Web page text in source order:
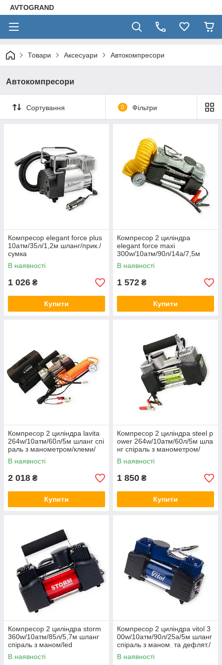
AVTOGRAND
Товари Аксесуари Автокомпресори
Автокомпресори
Сортування 0 Фільтри
Компресор elegant force plus
10атм/35л/1,2м шланг/прик./
сумка
В наявності
1 026 ₴
Купити
Компресор 2 циліндра
elegant force maxi
300w/10атм/90л/14a/7,5м
шланг спіраль з ман/клеми/
сумка 100 090
В наявності
1 572 ₴
Купити
Компресор 2 циліндра lavita
264w/10атм/60л/5м шланг спі
раль з манометром/клеми/
сумка
В наявності
2 018 ₴
Купити
Компресор 2 циліндра steel p
ower 264w/10атм/60л/5м шла
нг спіраль з манометром/
клеми/сумка
В наявності
1 850 ₴
Купити
Компресор 2 циліндра storm
360w/10атм/85л/5,7м шланг
спіраль з маном/led
підсвічування/клеми/сумка
AUTOSTORM
В наявності
Компресор 2 циліндра vitol 3
00w/10атм/90л/25а/5м шланг
спіраль з маном. та дефлят./
клеми
В наявності